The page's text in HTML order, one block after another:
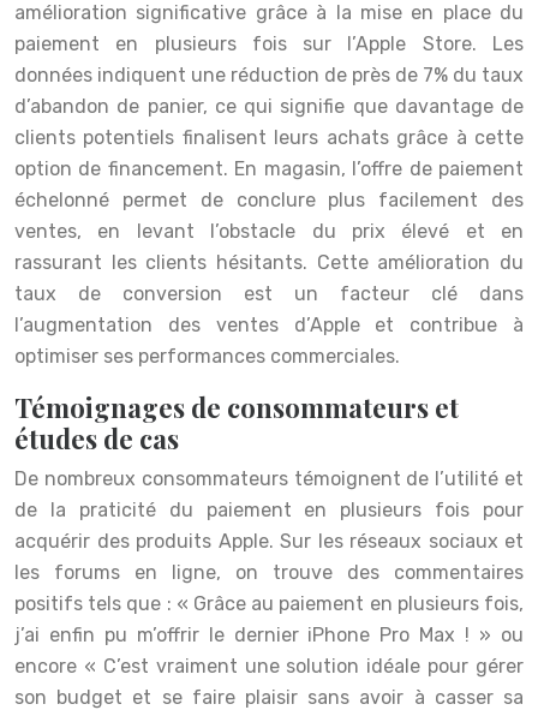
amélioration significative grâce à la mise en place du
paiement en plusieurs fois sur l’Apple Store. Les
données indiquent une réduction de près de 7% du taux
d’abandon de panier, ce qui signifie que davantage de
clients potentiels finalisent leurs achats grâce à cette
option de financement. En magasin, l’offre de paiement
échelonné permet de conclure plus facilement des
ventes, en levant l’obstacle du prix élevé et en
rassurant les clients hésitants. Cette amélioration du
taux de conversion est un facteur clé dans
l’augmentation des ventes d’Apple et contribue à
optimiser ses performances commerciales.
Témoignages de consommateurs et
études de cas
De nombreux consommateurs témoignent de l’utilité et
de la praticité du paiement en plusieurs fois pour
acquérir des produits Apple. Sur les réseaux sociaux et
les forums en ligne, on trouve des commentaires
positifs tels que : « Grâce au paiement en plusieurs fois,
j’ai enfin pu m’offrir le dernier iPhone Pro Max ! » ou
encore « C’est vraiment une solution idéale pour gérer
son budget et se faire plaisir sans avoir à casser sa